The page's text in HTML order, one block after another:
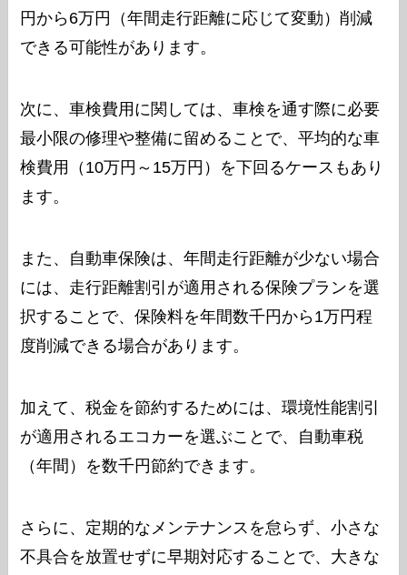
円から6万円（年間走行距離に応じて変動）削減
できる可能性があります。
次に、車検費用に関しては、車検を通す際に必要
最小限の修理や整備に留めることで、平均的な車
検費用（10万円～15万円）を下回るケースもあり
ます。
また、自動車保険は、年間走行距離が少ない場合
には、走行距離割引が適用される保険プランを選
択することで、保険料を年間数千円から1万円程
度削減できる場合があります。
加えて、税金を節約するためには、環境性能割引
が適用されるエコカーを選ぶことで、自動車税
（年間）を数千円節約できます。
さらに、定期的なメンテナンスを怠らず、小さな
不具合を放置せずに早期対応することで、大きな